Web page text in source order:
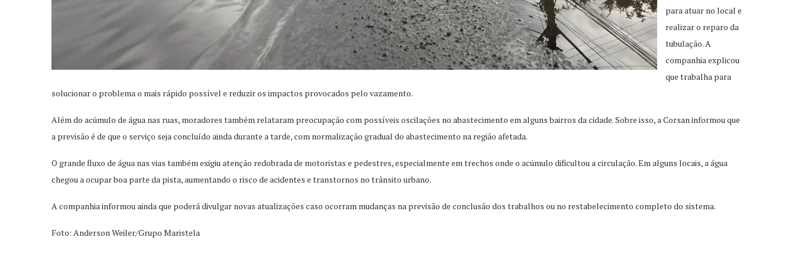
para atuar no local e
realizar o reparo da
tubulação. A
companhia explicou
que trabalha para
solucionar o problema o mais rápido possível e reduzir os impactos provocados pelo vazamento.
Além do acúmulo de água nas ruas, moradores também relataram preocupação com possíveis oscilações no abastecimento em alguns bairros da cidade. Sobre isso, a Corsan informou que
a previsão é de que o serviço seja concluído ainda durante a tarde, com normalização gradual do abastecimento na região afetada.
O grande fluxo de água nas vias também exigiu atenção redobrada de motoristas e pedestres, especialmente em trechos onde o acúmulo dificultou a circulação. Em alguns locais, a água
chegou a ocupar boa parte da pista, aumentando o risco de acidentes e transtornos no trânsito urbano.
A companhia informou ainda que poderá divulgar novas atualizações caso ocorram mudanças na previsão de conclusão dos trabalhos ou no restabelecimento completo do sistema.
Foto: Anderson Weiler/Grupo Maristela